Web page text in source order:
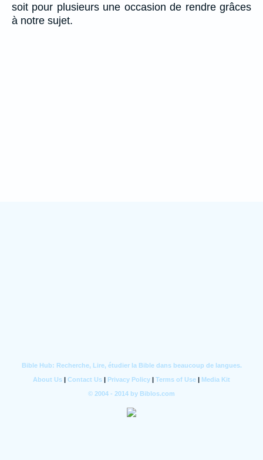
soit pour plusieurs une occasion de rendre grâces
à notre sujet.